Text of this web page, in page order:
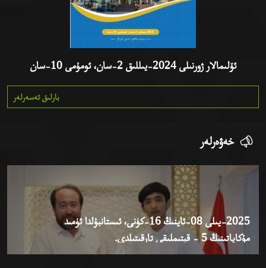
ئۆلىمالار ژورنىلى 2024-يىللىق 2-سان، ئومۇمى 10-سان
بارلىق ئەسەرلەر
خەۋەرلەر
2025-يىلى 08-ئاينىڭ 16-كۈنى، ئىستانبۇلدا ئۈمىد
مۇكاپاتىنىڭ 5 - قېتىملىقى تارقىتىلدى.